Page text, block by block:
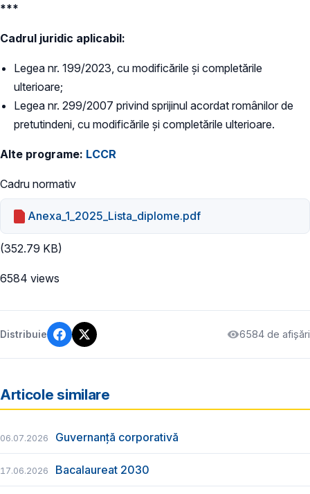
​***
Cadrul juridic aplicabil:
Legea nr. 199/2023, cu modificările și completările
ulterioare;
Legea nr. 299/2007 privind sprijinul acordat românilor de
pretutindeni, cu modificările și completările ulterioare.
Alte programe: LCCR
Cadru normativ
Anexa_1_2025_Lista_diplome.pdf
(352.79 KB)
6584 views
Distribuie 6584 de afișări
Articole similare
06.07.2026 Guvernanță corporativă
17.06.2026 Bacalaureat 2030